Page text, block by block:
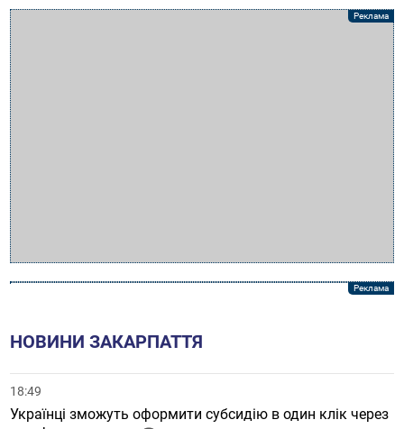
НОВИНИ ЗАКАРПАТТЯ
18:49
Українці зможуть оформити субсидію в один клік через